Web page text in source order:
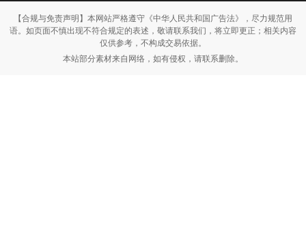
【合规与免责声明】本网站严格遵守《中华人民共和国广告法》，尽力规范用
语。如页面不慎出现不符合规定的表述，敬请联系我们，将立即更正；相关内容
仅供参考，不构成交易依据。
本站部分素材来自网络，如有侵权，请联系删除。